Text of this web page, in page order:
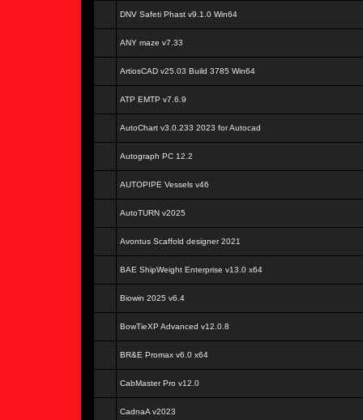
DNV Safeti Phast v9.1.0 Win64
ANY maze v7.33
ArtiosCAD v25.03 Build 3785 Win64
ATP EMTP v7.6.9
AutoChart v3.0.233 2023 for Autocad
Autograph PC 12.2
AUTOPIPE Vessels v46
AutoTURN v2025
Avontus Scaffold designer 2021
BAE ShipWeight Enterprise v13.0 x64
Biowin 2025 v6.4
BowTieXP Advanced v12.0.8
BR&E Promax v6.0 x64
CabMaster Pro v12.0
CadnaA v2023